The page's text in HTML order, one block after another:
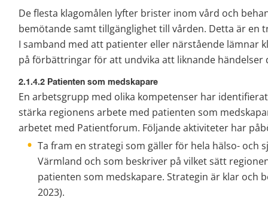
De flesta klagomålen lyfter brister inom vård och
bemötande samt tillgänglighet till vården. Detta är en
I samband med att patienter eller närstående lämnar
på förbättringar för att undvika att liknande
2.1.4.2 Patienten som medskapare
En arbetsgrupp med olika kompetenser har
stärka regionens arbete med patienten som
arbetet med Patientforum. Följande aktiviteter har
Ta fram en strategi som gäller för hela hälso- och
Värmland och som beskriver på vilket sätt
patienten som medskapare. Strategin är klar och
2023).